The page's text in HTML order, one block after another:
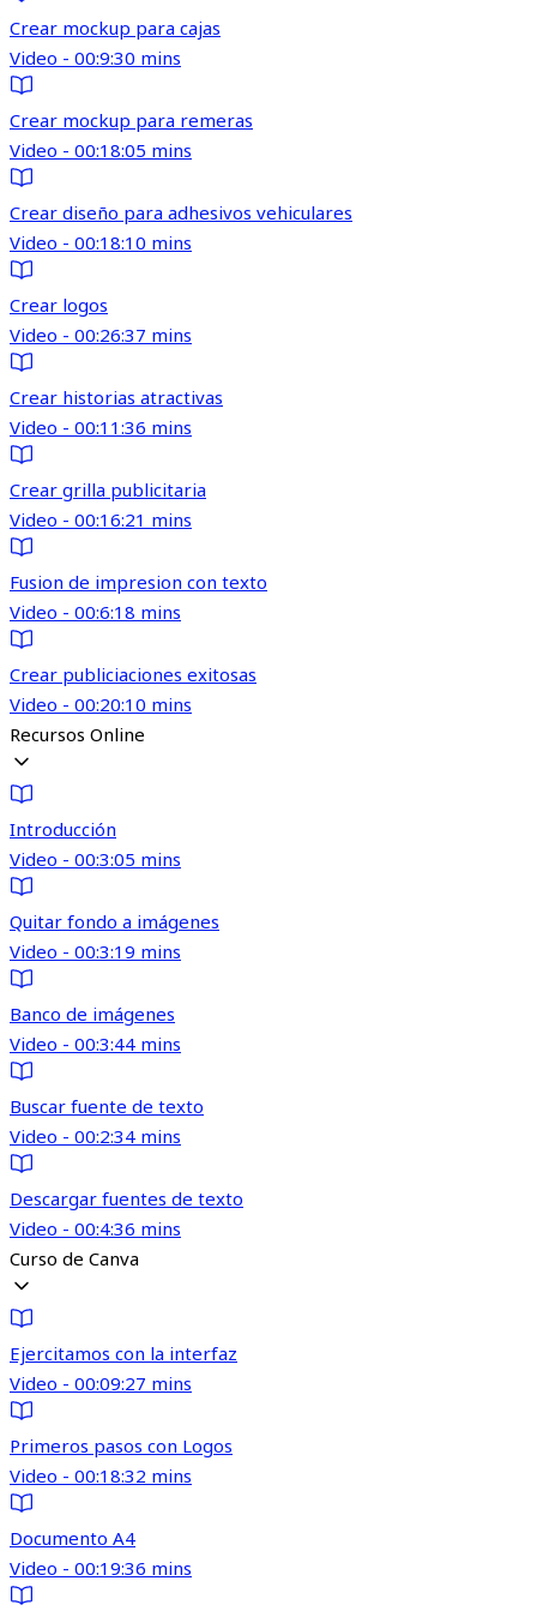
Crear mockup para cajas
Video - 00:9:30 mins
Crear mockup para remeras
Video - 00:18:05 mins
Crear diseño para adhesivos vehiculares
Video - 00:18:10 mins
Crear logos
Video - 00:26:37 mins
Crear historias atractivas
Video - 00:11:36 mins
Crear grilla publicitaria
Video - 00:16:21 mins
Fusion de impresion con texto
Video - 00:6:18 mins
Crear publiciaciones exitosas
Video - 00:20:10 mins
Recursos Online
Introducción
Video - 00:3:05 mins
Quitar fondo a imágenes
Video - 00:3:19 mins
Banco de imágenes
Video - 00:3:44 mins
Buscar fuente de texto
Video - 00:2:34 mins
Descargar fuentes de texto
Video - 00:4:36 mins
Curso de Canva
Ejercitamos con la interfaz
Video - 00:09:27 mins
Primeros pasos con Logos
Video - 00:18:32 mins
Documento A4
Video - 00:19:36 mins